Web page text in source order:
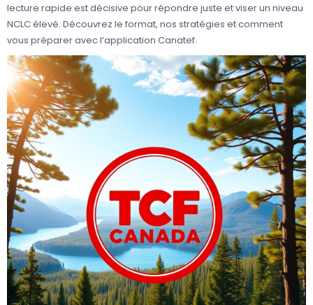
lecture rapide est décisive pour répondre juste et viser un niveau
NCLC élevé. Découvrez le format, nos stratégies et comment
vous préparer avec l’application Canatef.